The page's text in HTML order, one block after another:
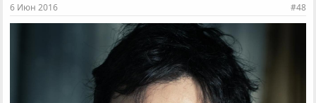
6 Июн 2016 #48